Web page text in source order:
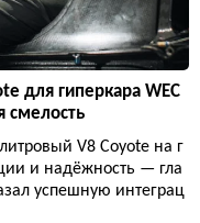
для гиперкара WEC
смелость
V8 Coyote на г
и надёжность — гла
успешную интеграц